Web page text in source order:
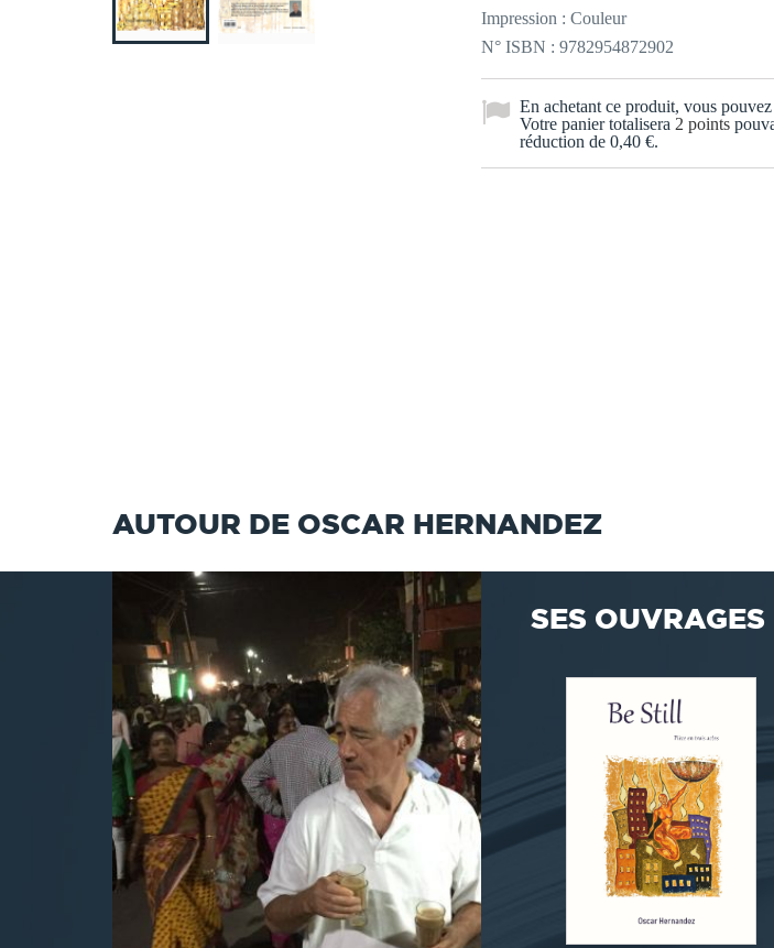
Impression : Couleur
N° ISBN : 9782954872902
En achetant ce produit, vous
Votre panier totalisera 2 points
réduction de 0,40 €.
AUTOUR DE OSCAR HERNANDEZ
SES OUVRAGES